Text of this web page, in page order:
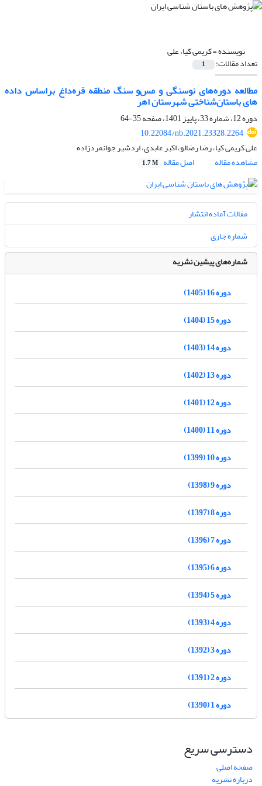
نویسنده =کریمی کیا، علی
تعداد مقالات: 1
مطالعه دوره‌های نوسنگی و مس‌و سنگ منطقه قره‌داغ براساس داده
های باستان‌شناختی شهرستان اهر
دوره 12، شماره 33، پاییز 1401، صفحه
35-64
10.22084/nb.2021.23328.2264
علی کریمی کیا، رضا رضالو، اکبر عابدی، اردشیر جوانمردزاده
مشاهده مقاله
اصل مقاله 1.7 M
مقالات آماده انتشار
شماره جاری
شماره‌های پیشین نشریه
دوره 16 (1405)
دوره 15 (1404)
دوره 14 (1403)
دوره 13 (1402)
دوره 12 (1401)
دوره 11 (1400)
دوره 10 (1399)
دوره 9 (1398)
دوره 8 (1397)
دوره 7 (1396)
دوره 6 (1395)
دوره 5 (1394)
دوره 4 (1393)
دوره 3 (1392)
دوره 2 (1391)
دوره 1 (1390)
دسترسی سریع
صفحه اصلی
درباره نشریه